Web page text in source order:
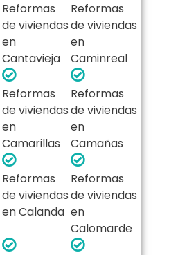
Reformas
de viviendas
en
Cantavieja
Reformas
de viviendas
en
Caminreal
Reformas
de viviendas
en
Camarillas
Reformas
de viviendas
en
Camañas
Reformas
de viviendas
en Calanda
Reformas
de viviendas
en
Calomarde